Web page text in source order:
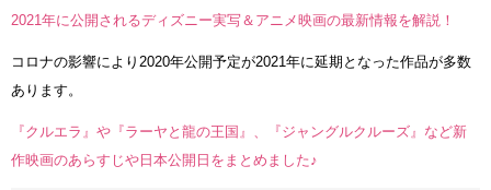
2021年に公開されるディズニー実写＆アニメ映画の最新情報を解説！
コロナの影響により2020年公開予定が2021年に延期となった作品が多数
あります。
『クルエラ』や『ラーヤと龍の王国』、『ジャングルクルーズ』など新
作映画のあらすじや日本公開日をまとめました♪